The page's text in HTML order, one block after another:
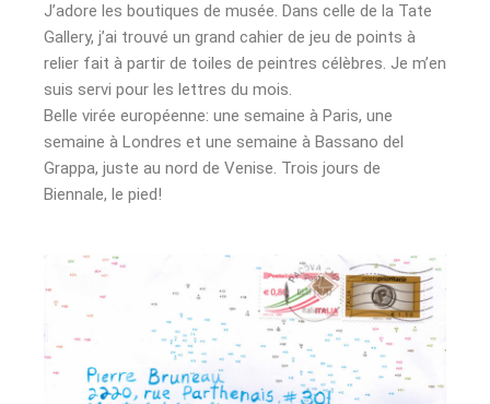
J’adore les boutiques de musée. Dans celle de la Tate
Gallery, j’ai trouvé un grand cahier de jeu de points à
relier fait à partir de toiles de peintres célèbres. Je m’en
suis servi pour les lettres du mois.
Belle virée européenne: une semaine à Paris, une
semaine à Londres et une semaine à Bassano del
Grappa, juste au nord de Venise. Trois jours de
Biennale, le pied!